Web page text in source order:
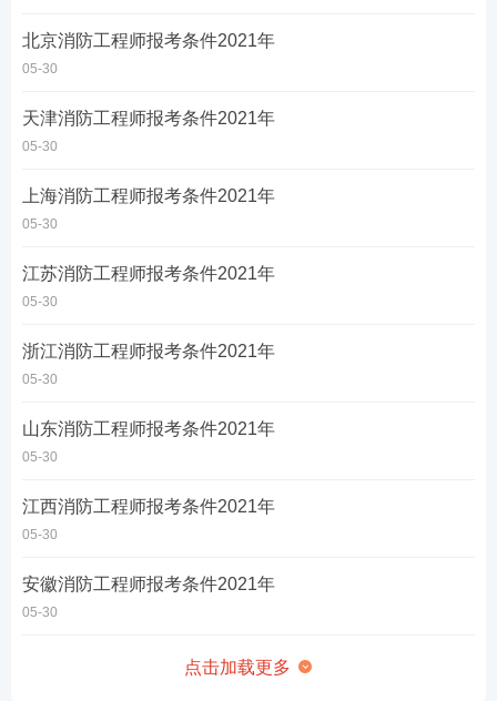
北京消防工程师报考条件2021年
05-30
天津消防工程师报考条件2021年
05-30
上海消防工程师报考条件2021年
05-30
江苏消防工程师报考条件2021年
05-30
浙江消防工程师报考条件2021年
05-30
山东消防工程师报考条件2021年
05-30
江西消防工程师报考条件2021年
05-30
安徽消防工程师报考条件2021年
05-30
点击加载更多